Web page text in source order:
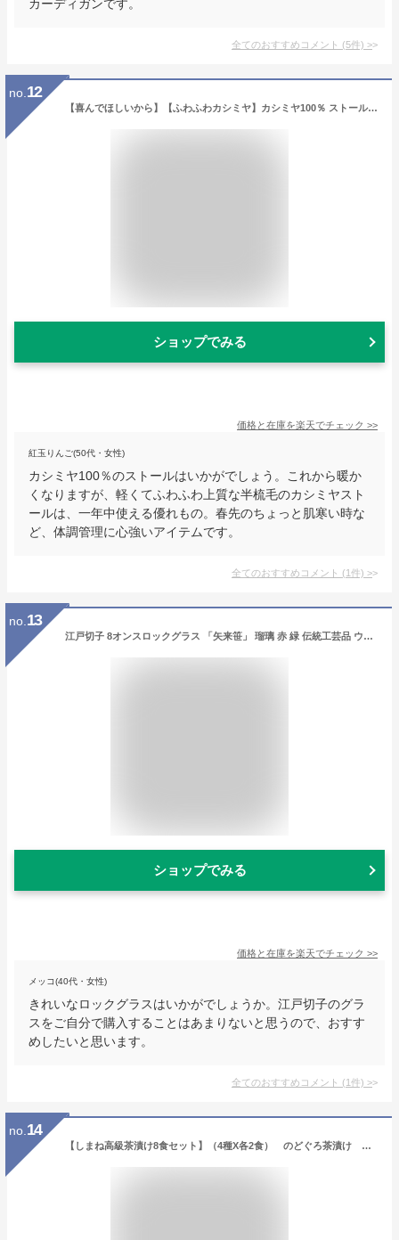
カーディガンです。
全てのおすすめコメント (5件) >
no. 12
【喜んでほしいから】【ふわふわカシミヤ】カシミヤ100％ ストール プレゼント ストール レディース ストール大判 ストール 大判 カシミヤストール 薄手 大判 ストール ストールメンズ 無地 プレゼント ギフト 誕生日【メール便 送料無料】
ショップでみる
価格と在庫を楽天でチェック >>
紅玉りんご(50代・女性)
カシミヤ100％のストールはいかがでしょう。これから暖か
くなりますが、軽くてふわふわ上質な半梳毛のカシミヤスト
ールは、一年中使える優れもの。春先のちょっと肌寒い時な
ど、体調管理に心強いアイテムです。
全てのおすすめコメント (1件) >
no. 13
江戸切子 8オンスロックグラス 「矢来笹」 瑠璃 赤 緑 伝統工芸品 ウィスキー 焼酎を飲むのにも最適 ギフト プレゼント 敬老の日 お祝い 化粧箱入り
ショップでみる
価格と在庫を楽天でチェック >>
メッコ(40代・女性)
きれいなロックグラスはいかがでしょうか。江戸切子のグラ
スをご自分で購入することはあまりないと思うので、おすす
めしたいと思います。
全てのおすすめコメント (1件) >
no. 14
【しまね高級茶漬け8食セット】（4種X各2食） のどぐろ茶漬け あなご茶漬け さば茶漬け たい茶漬け 海産物 島根県 炊き込みご飯の素 贈り物 お取り寄せ おしゃれ 常温 ご褒美 敬老の日 がむしゃらグルメ団 父の日